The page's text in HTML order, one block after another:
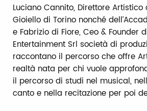
Luciano Cannito, Direttore
Gioiello di Torino nonché
e Fabrizio di Fiore, Ceo & Founder
Entertainment Srl società di
raccontano il percorso che offre
realtà nata per chi vuole
il percorso di studi nel musical,
canto e nella recitazione per poi